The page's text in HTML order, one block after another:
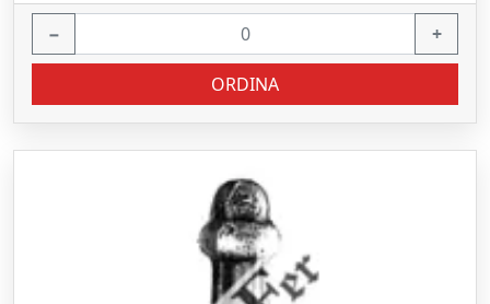
− +
ORDINA